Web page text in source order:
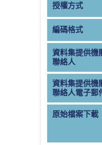
授權方式
編碼格式
資料集提供機
聯絡人
資料集提供機
聯絡人電子郵
原始檔案下載